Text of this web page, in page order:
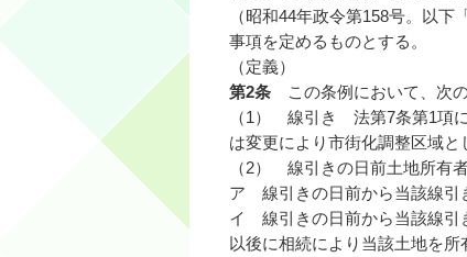
（昭和44年政令第158号。以
事項を定めるものとする。
（定義）
第2条
この条例において、次
（1） 線引き 法第7条第1項
は変更により市街化調整区域と
（2） 線引きの日前土地所有
ア 線引きの日前から当該線引
イ 線引きの日前から当該線引
以後に相続により当該土地を所